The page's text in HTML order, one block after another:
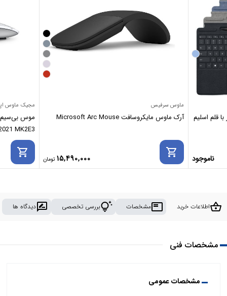
قلم اسلیم
ناموجود
ماوس سرفیس
آرک ماوس مایکروسافت Microsoft Arc Mouse
15,490,000
shopping_cart
مجیک ماوس
MK2E3
shopping_cart
shopping_basketاطلاعات خرید featured_play_listمشخصات tips_and_updatesبررسی تخصصی rate_reviewدیدگاه ها
مشخصات فنی
مشخصات عمومی